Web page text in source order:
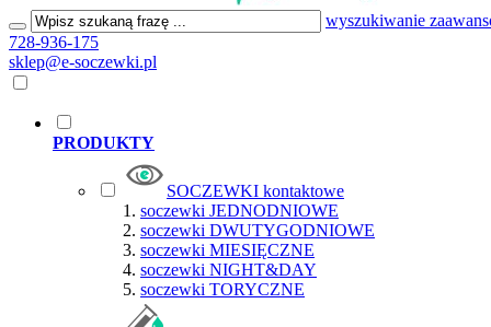
wyszukiwanie
728-936-175
sklep@e-soczewki.pl
PRODUKTY
SOCZEWKI kontaktowe
soczewki JEDNODNIOWE
soczewki DWUTYGODNIOWE
soczewki MIESIĘCZNE
soczewki NIGHT&DAY
soczewki TORYCZNE